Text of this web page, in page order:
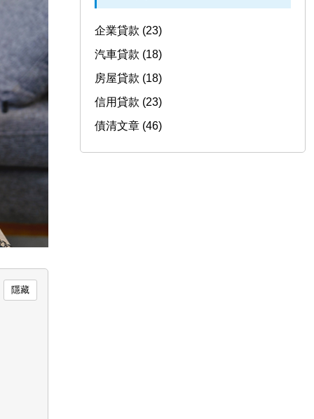
企業貸款 (23)
汽車貸款 (18)
房屋貸款 (18)
信用貸款 (23)
債清文章 (46)